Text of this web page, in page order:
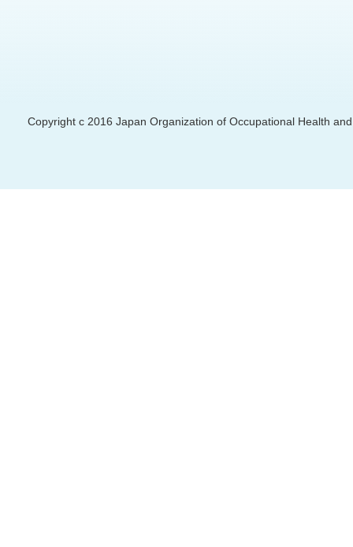
Copyright c 2016 Japan Organization of Occupational Health